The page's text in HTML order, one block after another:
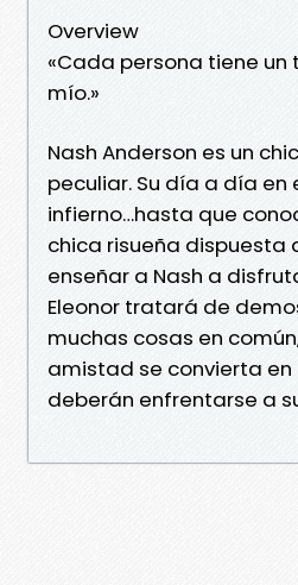
Overview
«Cada persona tiene un
mío.»
Nash Anderson es un
peculiar. Su día a día en
infierno…hasta que
chica risueña dispuesta
enseñar a Nash a
Eleonor tratará de
muchas cosas en
amistad se convierta
deberán enfrentarse a